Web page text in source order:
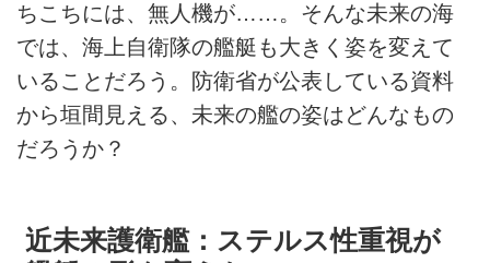
ちこちには、無人機が……。そんな未来の海
では、海上自衛隊の艦艇も大きく姿を変えて
いることだろう。防衛省が公表している資料
から垣間見える、未来の艦の姿はどんなもの
だろうか？
近未来護衛艦：ステルス性重視が